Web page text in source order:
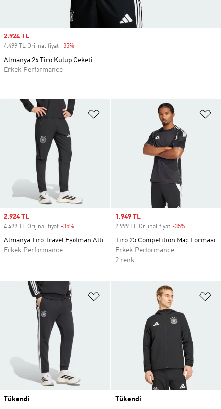
Favori Listesine Ekle
Sale price
2.924 TL
4.499 TL Orijinal fiyat -35%
Almanya Tiro Travel Eşofman Altı
Erkek Performance
Sale price
1.949 TL
2.999 TL Orijinal fiyat -35%
Tiro 25 Competition Maç Forması
Erkek Performance
2 renk
Favori Listesine Ekle
Tükendi
Tükendi
Sale price
2.924 TL
4.499 TL Orijinal fiyat -35%
Almanya 26 Tiro Kulüp Ceketi
Erkek Performance